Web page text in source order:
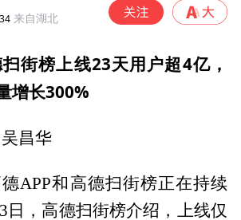
来自湖北
街榜上线23天用户超4亿，
增长300%
昌华
APP和高德扫街榜正在持续
日，高德扫街榜介绍，上线仅